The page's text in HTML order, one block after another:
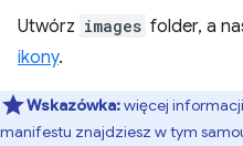
Utwórz images folder, a
ikony.
Wskazówka:więcej
manifestu znajdziesz w tym